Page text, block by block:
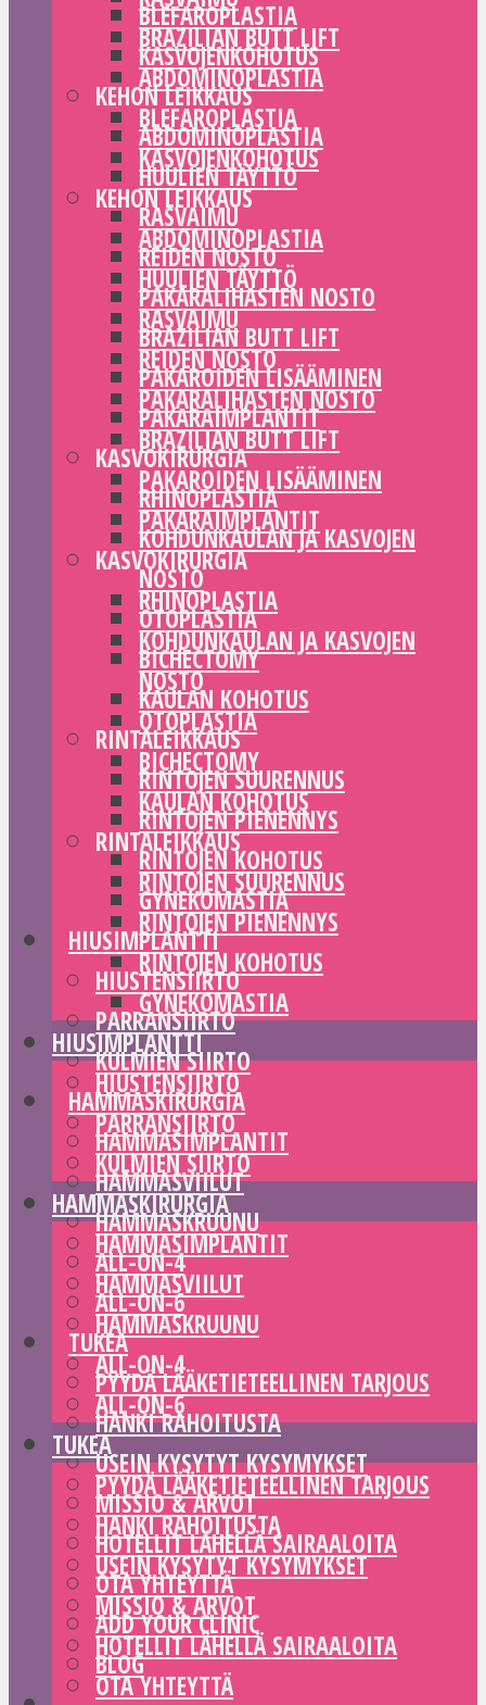
BLEFAROPLASTIA
KASVOJENKOHOTUS
KEHON LEIKKAUS
ABDOMINOPLASTIA
HUULIEN TÄYTTÖ
RASVAIMU
REIDEN NOSTO
PAKARALIHASTEN NOSTO
BRAZILIAN BUTT LIFT
PAKAROIDEN LISÄÄMINEN
PAKARAIMPLANTIT
KASVOKIRURGIA
RHINOPLASTIA
KOHDUNKAULAN JA KASVOJEN
NOSTO
OTOPLASTIA
BICHECTOMY
KAULAN KOHOTUS
RINTALEIKKAUS
RINTOJEN SUURENNUS
RINTOJEN PIENENNYS
RINTOJEN KOHOTUS
GYNEKOMASTIA
HIUSIMPLANTTI
HIUSTENSIIRTO
PARRANSIIRTO
KULMIEN SIIRTO
HAMMASKIRURGIA
HAMMASIMPLANTIT
HAMMASVIILUT
HAMMASKRUUNU
ALL-ON-4
ALL-ON-6
TUKEA
PYYDÄ LÄÄKETIETEELLINEN TARJOUS
HANKI RAHOITUSTA
USEIN KYSYTYT KYSYMYKSET
MISSIO & ARVOT
HOTELLIT LÄHELLÄ SAIRAALOITA
OTA YHTEYTTÄ
ADD YOUR CLINIC
BLOG
BRAZILIAN BUTT LIFT
ABDOMINOPLASTIA
BLEFAROPLASTIA
KASVOJENKOHOTUS
KEHON LEIKKAUS
ABDOMINOPLASTIA
HUULIEN TÄYTTÖ
RASVAIMU
REIDEN NOSTO
PAKARALIHASTEN NOSTO
BRAZILIAN BUTT LIFT
PAKAROIDEN LISÄÄMINEN
PAKARAIMPLANTIT
KASVOKIRURGIA
RHINOPLASTIA
KOHDUNKAULAN JA KASVOJEN
NOSTO
OTOPLASTIA
BICHECTOMY
KAULAN KOHOTUS
RINTALEIKKAUS
RINTOJEN SUURENNUS
RINTOJEN PIENENNYS
RINTOJEN KOHOTUS
GYNEKOMASTIA
HIUSIMPLANTTI
HIUSTENSIIRTO
PARRANSIIRTO
KULMIEN SIIRTO
HAMMASKIRURGIA
HAMMASIMPLANTIT
HAMMASVIILUT
HAMMASKRUUNU
ALL-ON-4
ALL-ON-6
TUKEA
PYYDÄ LÄÄKETIETEELLINEN TARJOUS
HANKI RAHOITUSTA
USEIN KYSYTYT KYSYMYKSET
MISSIO & ARVOT
HOTELLIT LÄHELLÄ SAIRAALOITA
OTA YHTEYTTÄ